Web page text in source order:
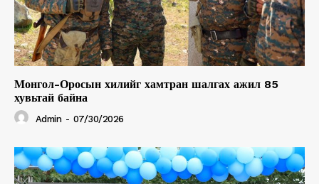
Монгол-Оросын хилийг хамтран шалгах ажил 85
хувьтай байна
Admin - 07/30/2026